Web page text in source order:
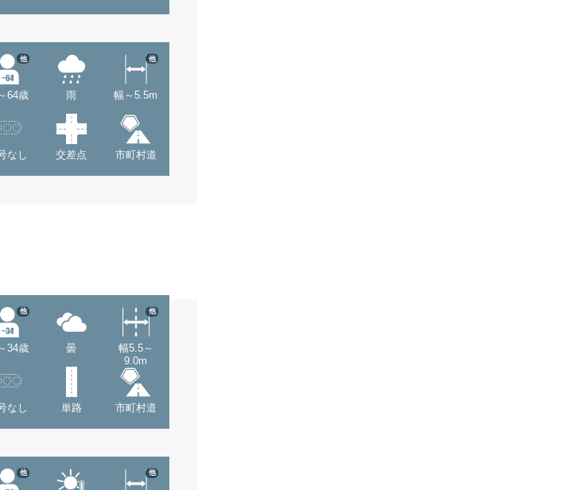
64歳
他
雨 幅～5.5m
他
なし 交差点 市町村道
34歳
他
曇
幅5.5～
9.0m
他
なし 単路 市町村道
他 他